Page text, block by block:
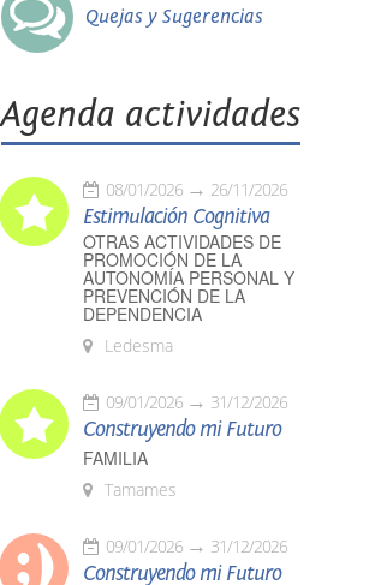
Quejas y Sugerencias
Agenda actividades
08/01/2026 26/11/2026
Estimulación Cognitiva
OTRAS ACTIVIDADES DE
PROMOCIÓN DE LA
AUTONOMÍA PERSONAL Y
PREVENCIÓN DE LA
DEPENDENCIA
Ledesma
09/01/2026 31/12/2026
Construyendo mi Futuro
FAMILIA
Tamames
09/01/2026 31/12/2026
Construyendo mi Futuro